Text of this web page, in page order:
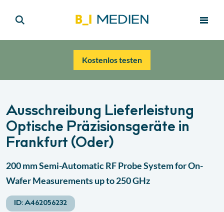
Kostenlos testen
Ausschreibung Lieferleistung
Optische Präzisionsgeräte in
Frankfurt (Oder)
200 mm Semi-Automatic RF Probe System for On-
Wafer Measurements up to 250 GHz
ID:A462056232